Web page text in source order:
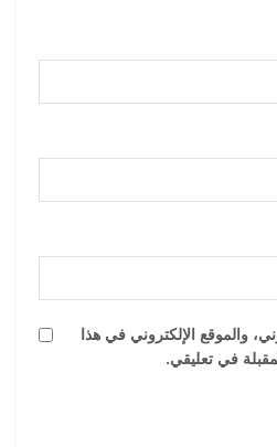
والموقع الإلكتروني في هذا
في تعليقي.